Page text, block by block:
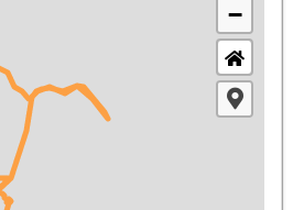
−